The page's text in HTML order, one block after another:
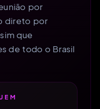
por
direto por
que
de todo o Brasil